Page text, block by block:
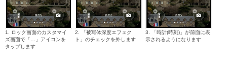
1. ロック画面のカスタマイ
ズ画面で「…」アイコンを
タップします
2. 「被写体深度エフェク
ト」のチェックを外します
3. 「時計(時刻)」が前面に表
示されるようになります